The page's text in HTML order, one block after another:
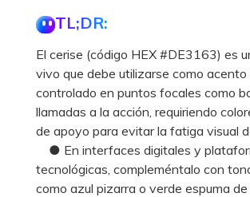
TL;DR:
El cerise (código HEX #DE3163) es
vivo que debe utilizarse como acento
controlado en puntos focales como
llamadas a la acción, requiriendo
de apoyo para evitar la fatiga visual
● En interfaces digitales y
tecnológicas, compleméntalo con
como azul pizarra o verde espuma